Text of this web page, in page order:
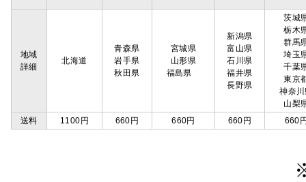
地域
詳細
北海道
青森県
岩手県
秋田県
宮城県
山形県
福島県
新潟県
富山県
石川県
福井県
長野県
茨城
栃木
群馬
埼玉
千葉
東京
神奈
山梨
送料
1100円 660円 660円 660円 660